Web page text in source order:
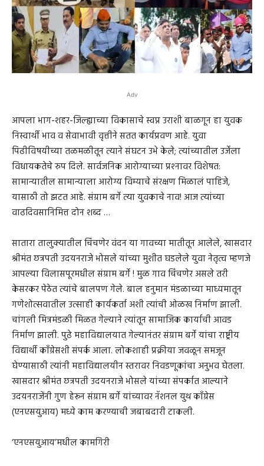
Adv
आपला भाग-शहर-जिल्ह्याच्या विकासाचे स्वप्न उराशी बाळगून हा युवक
निस्वार्थी भाव व सेवाभावी वृत्तीने सतत कार्यप्रवण आहे. युवा
पिढीविषयीच्या तळमळीतून त्याने संघटन उभे केले; त्यांच्यातील उर्जेला
विधायकतेचे रुप दिले. सार्वजनिक आरोग्याच्या प्रश्‍नावर विशेषत:
सामान्यातील सामान्याला आरोग्य विम्याचे संरक्षण मिळालं पाहिजे,
यासाठी तो झटत आहे. संग्राम बर्गे त्या युवकाचे नाव! आज त्यांच्या
वाढदिवसानिमित्त दोन शब्द …
सातारा तालुक्यातील चिंचणेर वंदन या गावच्या मातीतून आलेले, खासदार
श्रीमंत छत्रपती उदयनराजे भोसले यांच्या मुशीत घडलेले युवा नेतृत्व म्हणजे
आपल्या विलासपूरमधील संग्राम बर्गे ! मुळ गाव चिंचणेर असले तरी
केसरकर पेठेत त्यांचे बालपण गेले. बाल हनुमान मंडळाच्या माध्यमातून
गणेशोत्सवातील उत्साही कार्यकर्ता अशी त्यांची ओळख निर्माण झाली.
चांगली मित्रमंडळी मिळत गेल्याने त्यांतून सामाजिक कार्याची आवड
निर्माण झाली. पुढे महाविद्यालयात गेल्यानंतर संग्राम बर्गे यांचा राष्ट्रीय
विद्यार्थी काँग्रेसशी संपर्क आला. लोकशाही प्रक्रीया जवळून समजून
घेण्यासाठी त्यांनी महाविद्यालयीन स्तरावर निवडणूकांचा अनुभव घेतला.
खासदार श्रीमंत छत्रपती उदयनराजे भोसले यांच्या संपर्कात आल्याने
उदयनराजेंनी गुण हेरून संग्राम बर्गे यांच्यावर नॅशनल युथ काँग्रेस
(एनएसयुआय) मध्ये काम करण्याची जबाबदारी टाकली.
‘एनएसयुआय’मधील कामगिरी